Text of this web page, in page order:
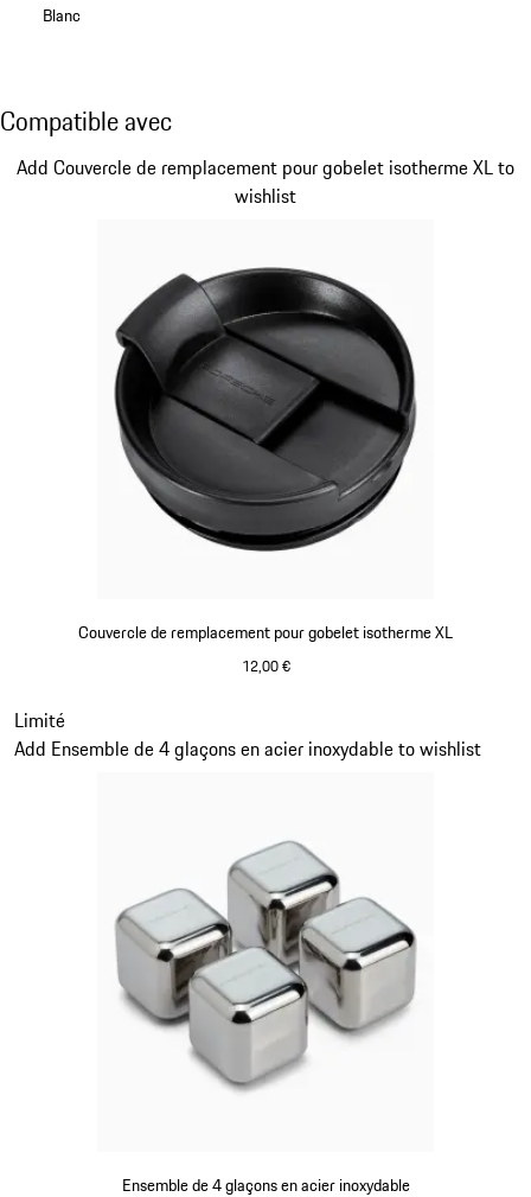
Blanc
Compatible avec
Compatible avec
Couvercle de remplacement pour gobelet isotherme XL
12,00 €
Add Couvercle de remplacement pour gobelet isotherme XL to
wishlist
Diapositive 1 sur 3
Ensemble de 4 glaçons en acier inoxydable
Limité
Add Ensemble de 4 glaçons en acier inoxydable to wishlist
Diapositive 2 sur 3